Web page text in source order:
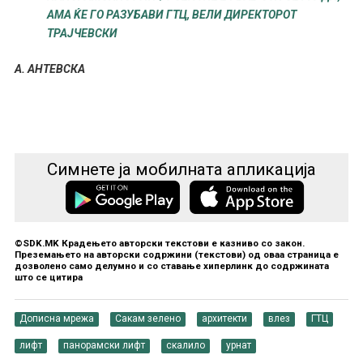
АМА ЌЕ ГО РАЗУБАВИ ГТЦ, ВЕЛИ ДИРЕКТОРОТ
ТРАЈЧЕВСКИ
А. АНТЕВСКА
Симнете ја мобилната апликација
©SDK.MK Крадењето авторски текстови е казниво со закон.
Преземањето на авторски содржини (текстови) од оваа страница е
дозволено само делумно и со ставање хиперлинк до содржината
што се цитира
Дописна мрежа Сакам зелено архитекти влез ГТЦ
лифт панорамски лифт скалило урнат